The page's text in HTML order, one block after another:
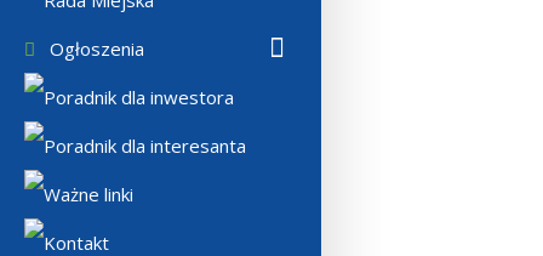
Ogłoszenia
Poradnik dla inwestora
Poradnik dla interesanta
Ważne linki
Kontakt